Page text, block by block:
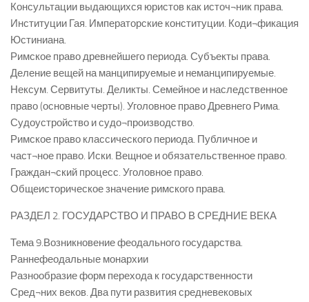
Консультации выдающихся юристов как источ¬ник права.
Институции Гая. Императорские конституции. Коди¬фикация
Юстиниана.
Римское право древнейшего периода. Субъекты права.
Деление вещей на манципируемые и неманципируемые.
Нексум. Сервитуты. Деликты. Семейное и наследственное
право (основные черты). Уголовное право Древнего Рима.
Судоустройство и судо¬производство.
Римское право классического периода. Публичное и
част¬ное право. Иски. Вещное и обязательственное право.
Граждан¬ский процесс. Уголовное право.
Общеисторическое значение римского права.
РАЗДЕЛ 2. ГОСУДАРСТВО И ПРАВО В СРЕДНИЕ ВЕКА
Тема 9.Возникновение феодального государства.
Раннефеодальные монархии
Разнообразие форм перехода к государственности
Сред¬них веков. Два пути развития средневековых